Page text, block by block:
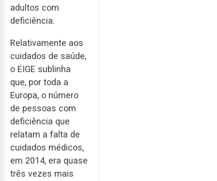
adultos com
deficiência.
Relativamente aos
cuidados de saúde,
o EIGE sublinha
que, por toda a
Europa, o número
de pessoas com
deficiência que
relatam a falta de
cuidados médicos,
em 2014, era quase
três vezes mais